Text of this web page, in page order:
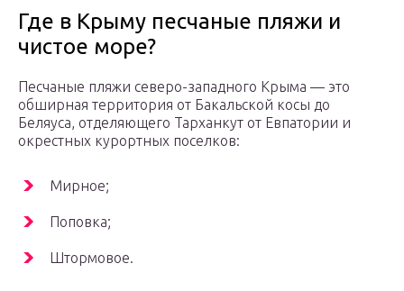
Где в Крыму песчаные пляжи и
чистое море?
Песчаные пляжи северо-западного Крыма — это
обширная территория от Бакальской косы до
Беляуса, отделяющего Тарханкут от Евпатории и
окрестных курортных поселков:
Мирное;
Поповка;
Штормовое.